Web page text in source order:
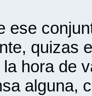
ese
quizas
hora de
alguna,